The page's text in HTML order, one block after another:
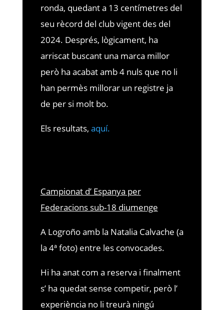
ronda, quedant a 13 centímetres del
seu rècord del club vigent des del
2024. Després, lògicament, ha
arriscat buscant una marca millor
però ha acabat amb 4 nuls que no li
han permès millorar un registre ja
de per si molt bo.
Els resultats, aquí.
Campionat d’ Espanya per
Federacions sub-18 diumenge
A Logroño amb la Natalia Calvache (a
la 4ª foto) entre les convocades.
Hi ha anat com a reserva i finalment
s’ ha quedat sense competir, però l’
experiència no li treurà ningú